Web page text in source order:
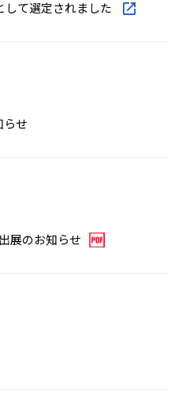
して選定されました
らせ
展のお知らせ